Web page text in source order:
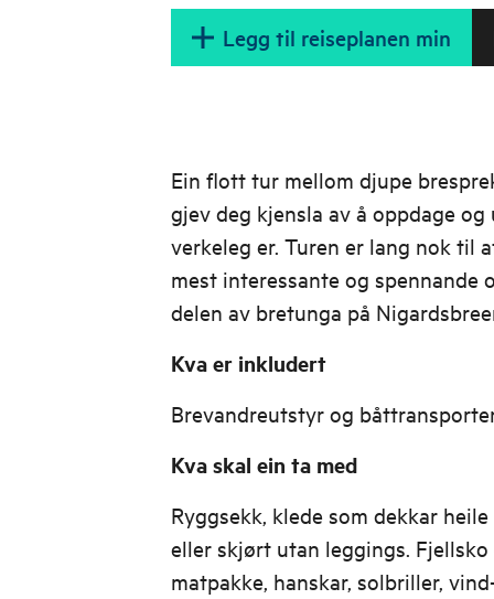
Legg til reiseplanen min
Ein flott tur mellom djupe
gjev deg kjensla av å oppdage
verkeleg er. Turen er lang nok til
mest interessante og spennande
delen av bretunga på
Kva er inkludert
Brevandreutstyr og
Kva skal ein ta med
Ryggsekk, klede som dekkar
eller skjørt utan leggings.
matpakke, hanskar, solbriller,